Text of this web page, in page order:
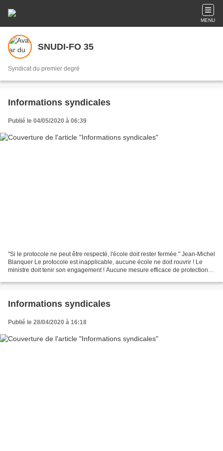
MENU
SNUDI-FO 35
Syndicat du premier degré
Informations syndicales
Publié le 04/05/2020 à 06:39
"Si le protocole ne peut être respecté, l'école doit rester fermée." Jean-Michel
Blanquer Le protocole est inapplicable, aucune école ne doit rouvrir ! Le
ministre doit tenir son engagement ! Aucune mesure efficace de protection
Informations syndicales
Publié le 28/04/2020 à 16:18